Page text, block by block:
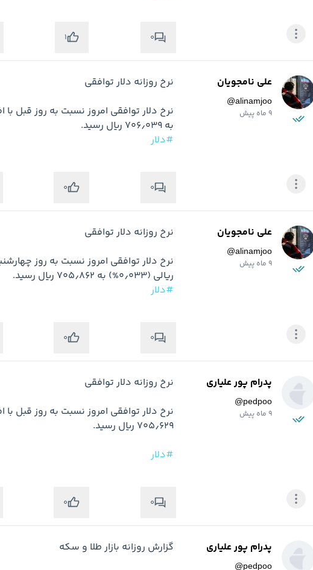
0
1
علی نامجویان
@alinamjoo
9 ماه پیش
به ۷۰۶٫۰۳۹ ریال رسید.
#دلار
0
0
علی نامجویان
@alinamjoo
9 ماه پیش
ریالی (۰٫۰۳۳%) به ۷۰۵٫۸۶۲ ریال رسید.
#دلار
0
0
پدرام پور علیاری
@pedpoo
9 ماه پیش
#دلار
0
0
پدرام پور علیاری
@pedpoo